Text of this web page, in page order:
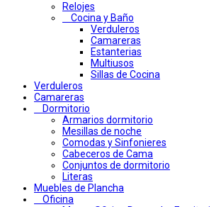
Relojes
Cocina y Baño
Verduleros
Camareras
Estanterias
Multiusos
Sillas de Cocina
Verduleros
Camareras
Dormitorio
Armarios dormitorio
Mesillas de noche
Comodas y Sinfonieres
Cabeceros de Cama
Conjuntos de dormitorio
Literas
Muebles de Plancha
Oficina